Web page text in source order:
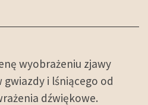
wyobrażeniu zjawy
gwiazdy i lśniącego od
dźwiękowe.